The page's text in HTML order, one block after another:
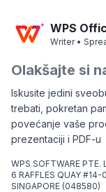
WPS
Writer •
Olakšajte si
Iskusite jedini
trebati, pokretan
povećanje vaše
prezentaciji i PDF-u
WPS SOFTWARE PTE.
6 RAFFLES QUAY #14-
SINGAPORE (048580)